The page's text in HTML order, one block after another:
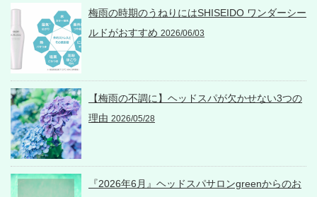
梅雨の時期のうねりにはSHISEIDO ワンダーシー
ルドがおすすめ 2026/06/03
【梅雨の不調に】ヘッドスパが欠かせない3つの
理由 2026/05/28
『2026年6月』ヘッドスパサロンgreenからのお